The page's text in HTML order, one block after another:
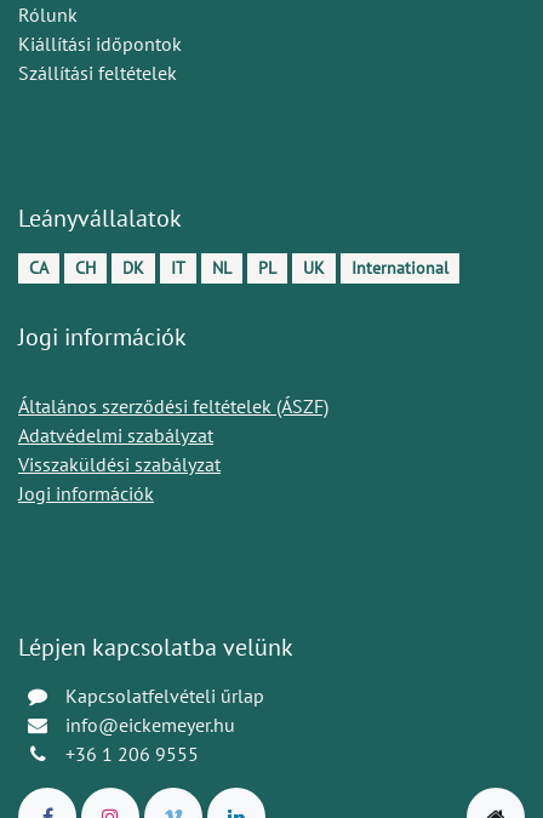
Rólunk
Kiállítási időpontok
Szállítási feltételek
Leányvállalatok
CA CH DK IT NL PL UK International
Jogi információk
Általános szerződési feltételek (ÁSZF)
Adatvédelmi szabályzat
Visszaküldési szabályzat
Jogi információk
Lépjen kapcsolatba velünk
Kapcsolatfelvételi űrlap
info@eickemeyer.hu
+36 1 206 9555